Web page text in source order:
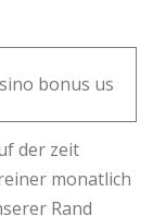
der zeit
monatlich
Rand